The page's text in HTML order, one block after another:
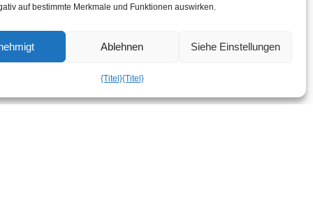
auf bestimmte Merkmale und Funktionen auswirken.
Ablehnen Siehe Einstellungen
{Titel}{Titel}